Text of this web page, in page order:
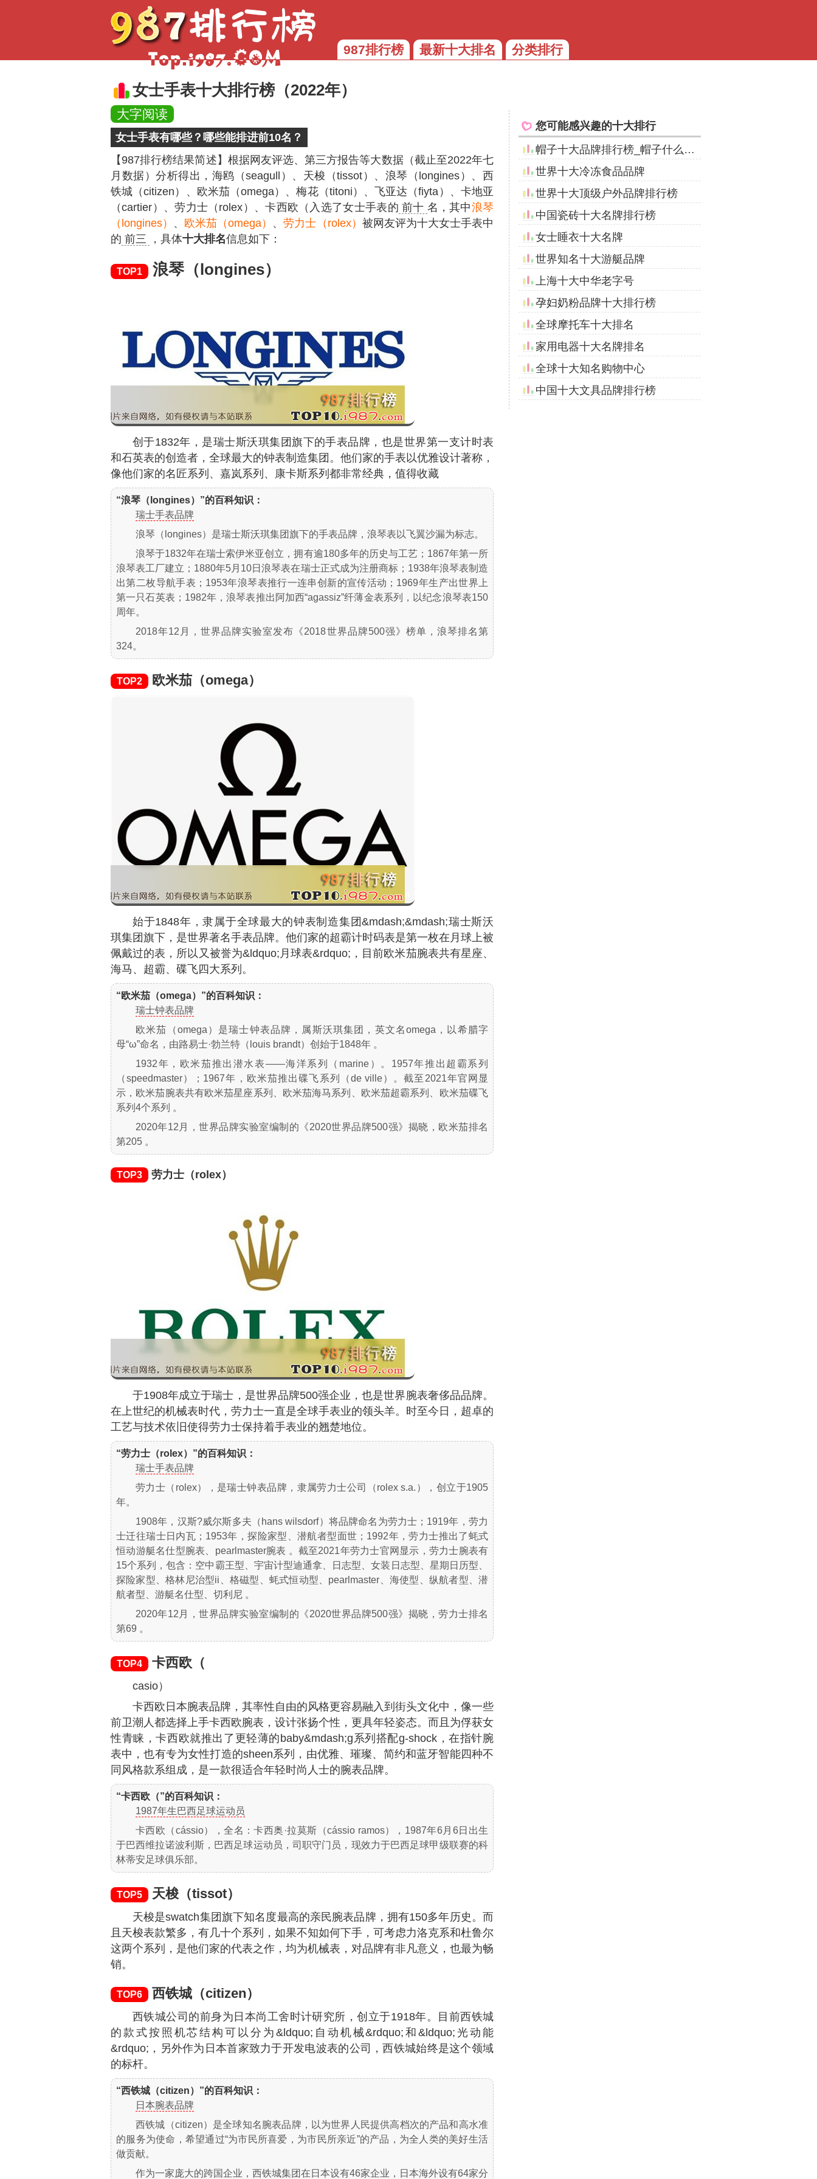
987排行榜 最新十大排名 分类排行
女士手表十大排行榜（2022年）
大字阅读
女士手表有哪些？哪些能排进前10名？
【987排行榜结果简述】 根据网友评选、第三方报告等大数据（截止至2022年七
月数据）分析得出，海鸥（seagull）、天梭（tissot）、浪琴（longines）、西
铁城（citizen）、欧米茄（omega）、梅花（titoni）、飞亚达（fiyta）、卡地亚
（cartier）、劳力士（rolex）、卡西欧（入选了女士手表的 前十 名，其中浪琴
（longines） 、 欧米茄（omega） 、劳力士（rolex） 被网友评为十大女士手表中
的 前三 ，具体十大排名信息如下：
TOP1 浪琴（longines）
创于1832年，是瑞士斯沃琪集团旗下的手表品牌，也是世界第一支计时表
和石英表的创造者，全球最大的钟表制造集团。他们家的手表以优雅设计著称，
像他们家的名匠系列、嘉岚系列、康卡斯系列都非常经典，值得收藏
“浪琴（longines）”的百科知识：
瑞士手表品牌
浪琴（longines）是瑞士斯沃琪集团旗下的手表品牌，浪琴表以飞翼沙漏为标志。
浪琴于1832年在瑞士索伊米亚创立，拥有逾180多年的历史与工艺；1867年第一所
浪琴表工厂建立；1880年5月10日浪琴表在瑞士正式成为注册商标；1938年浪琴表制造
出第二枚导航手表；1953年浪琴表推行一连串创新的宣传活动；1969年生产出世界上
第一只石英表；1982年，浪琴表推出阿加西“agassiz”纤薄金表系列，以纪念浪琴表150
周年。
2018年12月，世界品牌实验室发布《2018世界品牌500强》榜单，浪琴排名第
324。
TOP2 欧米茄（omega）
始于1848年，隶属于全球最大的钟表制造集团&mdash;&mdash;瑞士斯沃
琪集团旗下，是世界著名手表品牌。他们家的超霸计时码表是第一枚在月球上被
佩戴过的表，所以又被誉为&ldquo;月球表&rdquo;，目前欧米茄腕表共有星座、
海马、超霸、碟飞四大系列。
“欧米茄（omega）”的百科知识：
瑞士钟表品牌
欧米茄（omega）是瑞士钟表品牌，属斯沃琪集团，英文名omega，以希腊字
母“ω”命名，由路易士·勃兰特（louis brandt）创始于1848年 。
1932年，欧米茄推出潜水表——海洋系列（marine）。1957年推出超霸系列
（speedmaster）；1967年，欧米茄推出碟飞系列（de ville）。截至2021年官网显
示，欧米茄腕表共有欧米茄星座系列、欧米茄海马系列、欧米茄超霸系列、欧米茄碟飞
系列4个系列 。
2020年12月，世界品牌实验室编制的《2020世界品牌500强》揭晓，欧米茄排名
第205 。
TOP3 劳力士（rolex）
于1908年成立于瑞士，是世界品牌500强企业，也是世界腕表奢侈品品牌。
在上世纪的机械表时代，劳力士一直是全球手表业的领头羊。时至今日，超卓的
工艺与技术依旧使得劳力士保持着手表业的翘楚地位。
“劳力士（rolex）”的百科知识：
瑞士手表品牌
劳力士（rolex），是瑞士钟表品牌，隶属劳力士公司（rolex s.a.），创立于1905
年。
1908年，汉斯?威尔斯多夫（hans wilsdorf）将品牌命名为劳力士；1919年，劳力
士迁往瑞士日内瓦；1953年，探险家型、潜航者型面世；1992年，劳力士推出了蚝式
恒动游艇名仕型腕表、pearlmaster腕表 。截至2021年劳力士官网显示，劳力士腕表有
15个系列，包含：空中霸王型、宇宙计型迪通拿、日志型、女装日志型、星期日历型、
探险家型、格林尼治型ii、格磁型、蚝式恒动型、pearlmaster、海使型、纵航者型、潜
航者型、游艇名仕型、切利尼 。
2020年12月，世界品牌实验室编制的《2020世界品牌500强》揭晓，劳力士排名
第69 。
TOP4 卡西欧（
casio）
卡西欧日本腕表品牌，其率性自由的风格更容易融入到街头文化中，像一些
前卫潮人都选择上手卡西欧腕表，设计张扬个性，更具年轻姿态。而且为俘获女
性青睐，卡西欧就推出了更轻薄的baby&mdash;g系列搭配g-shock，在指针腕
表中，也有专为女性打造的sheen系列，由优雅、璀璨、简约和蓝牙智能四种不
同风格款系组成，是一款很适合年轻时尚人士的腕表品牌。
“卡西欧（”的百科知识：
1987年生巴西足球运动员
卡西欧（cássio），全名：卡西奥·拉莫斯（cássio ramos），1987年6月6日出生
于巴西维拉诺波利斯，巴西足球运动员，司职守门员，现效力于巴西足球甲级联赛的科
林蒂安足球俱乐部。
TOP5 天梭（tissot）
天梭是swatch集团旗下知名度最高的亲民腕表品牌，拥有150多年历史。而
且天梭表款繁多，有几十个系列，如果不知如何下手，可考虑力洛克系和杜鲁尔
这两个系列，是他们家的代表之作，均为机械表，对品牌有非凡意义，也最为畅
销。
TOP6 西铁城（citizen）
西铁城公司的前身为日本尚工舍时计研究所，创立于1918年。目前西铁城
的款式按照机芯结构可以分为&ldquo;自动机械&rdquo;和&ldquo;光动能
&rdquo;，另外作为日本首家致力于开发电波表的公司，西铁城始终是这个领域
的标杆。
“西铁城（citizen）”的百科知识：
日本腕表品牌
西铁城（citizen）是全球知名腕表品牌，以为世界人民提供高档次的产品和高水准
的服务为使命，希望通过“为市民所喜爱，为市民所亲近”的产品，为全人类的美好生活
做贡献。
作为一家庞大的跨国企业，西铁城集团在日本设有46家企业，日本海外设有64家分
您可能感兴趣的十大排行
帽子十大品牌排行榜_帽子什么牌子好
世界十大冷冻食品品牌
世界十大顶级户外品牌排行榜
中国瓷砖十大名牌排行榜
女士睡衣十大名牌
世界知名十大游艇品牌
上海十大中华老字号
孕妇奶粉品牌十大排行榜
全球摩托车十大排名
家用电器十大名牌排名
全球十大知名购物中心
中国十大文具品牌排行榜